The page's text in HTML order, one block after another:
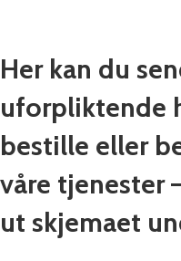
Her kan du
uforpliktende
bestille eller
våre tjenester
ut skjemaet